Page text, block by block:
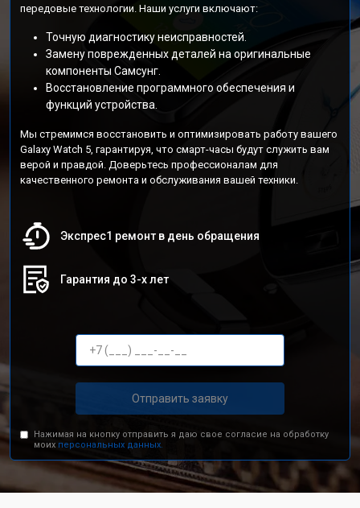
передовые технологии. Наши услуги включают:
Точную диагностику неисправностей.
Замену поврежденных деталей на оригинальные
компоненты Самсунг.
Восстановление программного обеспечения и
функций устройства.
Мы стремимся восстановить и оптимизировать работу вашего
Galaxy Watch 5, гарантируя, что смарт-часы будут служить вам
верой и правдой. Доверьтесь профессионалам для
качественного ремонта и обслуживания вашей техники.
Экспрес1 ремонт в день обращения
Гарантия до 3-х лет
Отправить заявку
Нажимая на кнопку отправить я даю свое согласие на обработку
моих персональных данных.